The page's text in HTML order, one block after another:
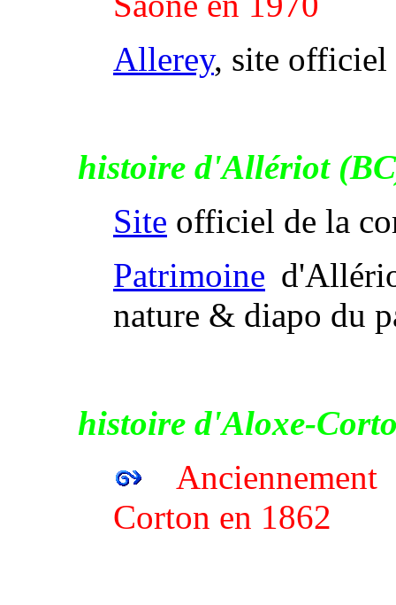
Allerey, site officiel
histoire d'Allériot
Site officiel de la
Patrimoine
nature & diapo du
histoire d'Aloxe-
Corton en 1862